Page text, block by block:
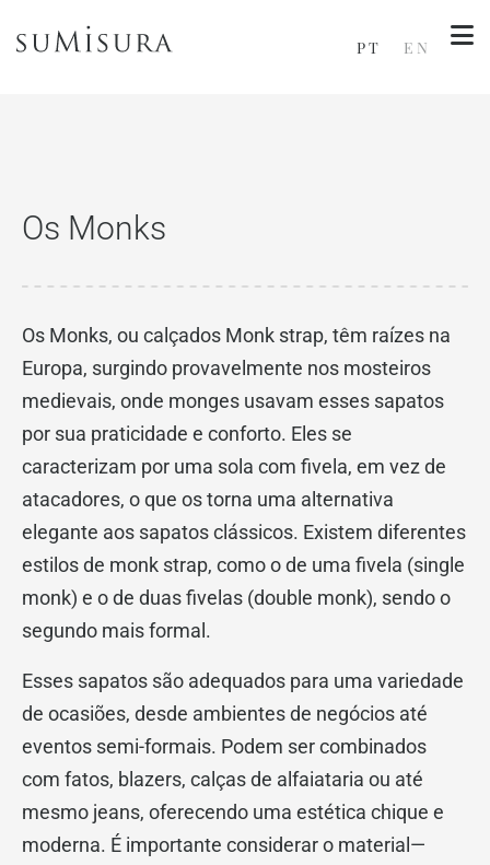
PT EN
Os Monks
Os Monks, ou calçados Monk strap, têm raízes na
Europa, surgindo provavelmente nos mosteiros
medievais, onde monges usavam esses sapatos
por sua praticidade e conforto. Eles se
caracterizam por uma sola com fivela, em vez de
atacadores, o que os torna uma alternativa
elegante aos sapatos clássicos. Existem diferentes
estilos de monk strap, como o de uma fivela (single
monk) e o de duas fivelas (double monk), sendo o
segundo mais formal.
Esses sapatos são adequados para uma variedade
de ocasiões, desde ambientes de negócios até
eventos semi-formais. Podem ser combinados
com fatos, blazers, calças de alfaiataria ou até
mesmo jeans, oferecendo uma estética chique e
moderna. É importante considerar o material—